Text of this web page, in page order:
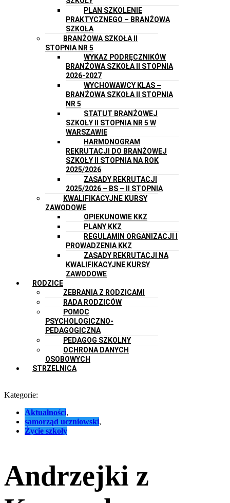
PLAN SZKOLENIE
PRAKTYCZNEGO – BRANŻOWA
SZKOŁA
BRANŻOWA SZKOŁA II
STOPNIA NR 5
WYKAZ PODRĘCZNIKÓW
BRANŻOWA SZKOŁA II STOPNIA
2026-2027
WYCHOWAWCY KLAS –
BRANŻOWA SZKOŁA II STOPNIA
NR 5
STATUT BRANŻOWEJ
SZKOŁY II STOPNIA NR 5 W
WARSZAWIE
HARMONOGRAM
REKRUTACJI DO BRANŻOWEJ
SZKOŁY II STOPNIA NA ROK
2025/2026
ZASADY REKRUTACJI
2025/2026 – BS – II STOPNIA
KWALIFIKACYJNE KURSY
ZAWODOWE
OPIEKUNOWIE KKZ
PLANY KKZ
REGULAMIN ORGANIZACJI I
PROWADZENIA KKZ
ZASADY REKRUTACJI NA
KWALIFIKACYJNE KURSY
ZAWODOWE
RODZICE
ZEBRANIA Z RODZICAMI
RADA RODZICÓW
POMOC
PSYCHOLOGICZNO-
PEDAGOGICZNA
PEDAGOG SZKOLNY
OCHRONA DANYCH
OSOBOWYCH
STRZELNICA
Kategorie:
Aktualności,
samorząd uczniowski,
Życie szkoły
Andrzejki z